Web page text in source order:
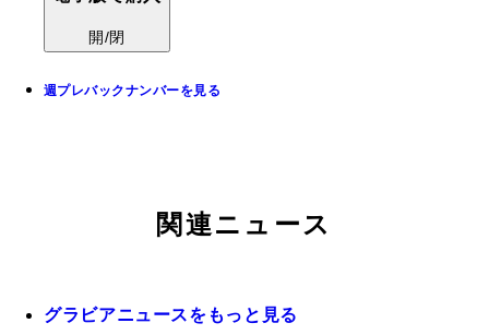
開/閉
週プレバックナンバーを見る
関連ニュース
グラビアニュースをもっと見る